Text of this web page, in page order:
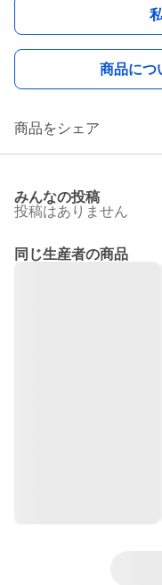
商品につ
商品をシェア
みんなの投稿
投稿はありません
同じ生産者の商品